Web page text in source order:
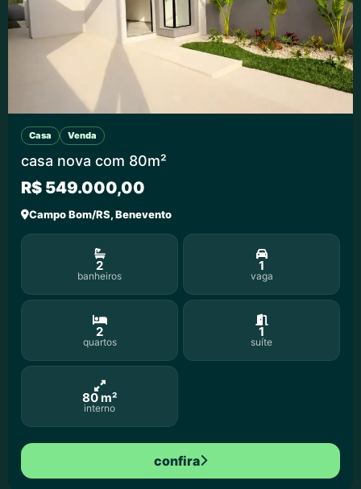
Casa Venda
casa nova com 80m²
R$ 549.000,00
Campo Bom/RS, Benevento
2
banheiros
1
vaga
2
quartos
1
suíte
80 m²
interno
confira